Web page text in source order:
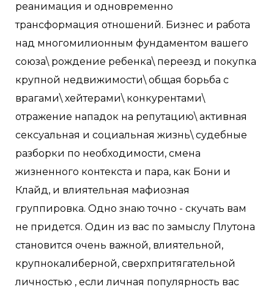
реанимация и одновременно
трансформация отношений. Бизнес и работа
над многомилионным фундаментом вашего
союза\ рождение ребенка\ переезд и покупка
крупной недвижимости\ общая борьба с
врагами\ хейтерами\ конкурентами\
отражение нападок на репутацию\ активная
сексуальная и социальная жизнь\ судебные
разборки по необходимости, смена
жизненного контекста и пара, как Бони и
Клайд, и влиятельная мафиозная
группировка. Одно знаю точно - скучать вам
не придется. Один из вас по замыслу Плутона
становится очень важной, влиятельной,
крупнокалиберной, сверхпритягательной
личностью , если личная популярность вас